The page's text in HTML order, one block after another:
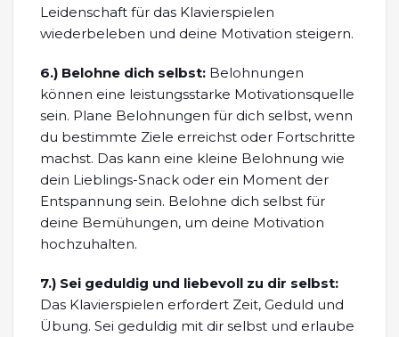
Leidenschaft für das Klavierspielen
wiederbeleben und deine Motivation steigern.
6.) Belohne dich selbst: Belohnungen
können eine leistungsstarke Motivationsquelle
sein. Plane Belohnungen für dich selbst, wenn
du bestimmte Ziele erreichst oder Fortschritte
machst. Das kann eine kleine Belohnung wie
dein Lieblings-Snack oder ein Moment der
Entspannung sein. Belohne dich selbst für
deine Bemühungen, um deine Motivation
hochzuhalten.
7.) Sei geduldig und liebevoll zu dir selbst:
Das Klavierspielen erfordert Zeit, Geduld und
Übung. Sei geduldig mit dir selbst und erlaube